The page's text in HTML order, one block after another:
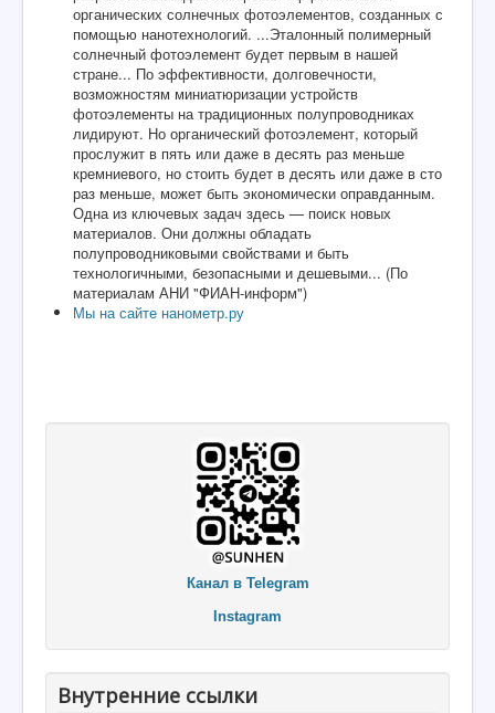
органических солнечных фотоэлементов, созданных с
помощью нанотехнологий. ...Эталонный полимерный
солнечный фотоэлемент будет первым в нашей
стране... По эффективности, долговечности,
возможностям миниатюризации устройств
фотоэлементы на традиционных полупроводниках
лидируют. Но органический фотоэлемент, который
прослужит в пять или даже в десять раз меньше
кремниевого, но стоить будет в десять или даже в сто
раз меньше, может быть экономически оправданным.
Одна из ключевых задач здесь — поиск новых
материалов. Они должны обладать
полупроводниковыми свойствами и быть
технологичными, безопасными и дешевыми... (По
материалам АНИ "ФИАН-информ")
Мы на сайте нанометр.ру
Канал в Telegram
Instagram
Внутренние ссылки